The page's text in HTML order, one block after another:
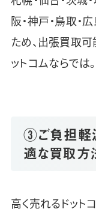
阪・神戸・鳥取・
ため、出張買取
ットコムならでは。
③ご負担軽
適な買取方
高く売れるドット